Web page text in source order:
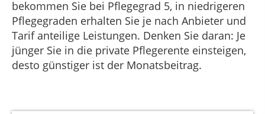
bekommen Sie bei Pflegegrad 5, in niedrigeren
Pflegegraden erhalten Sie je nach Anbieter und
Tarif anteilige Leistungen. Denken Sie daran: Je
jünger Sie in die private Pflegerente einsteigen,
desto günstiger ist der Monatsbeitrag.